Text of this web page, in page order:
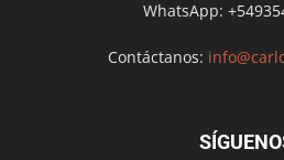
WhatsApp:
Contáctanos: